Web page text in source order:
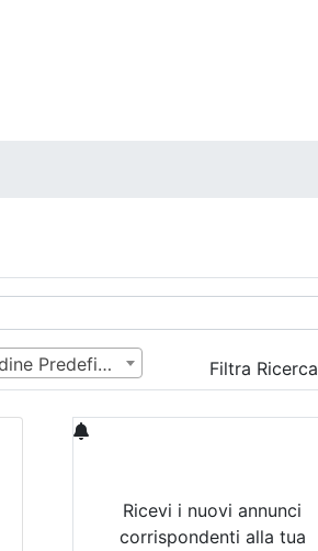
Ordine Predefinito Filtra Ricerca
Ricevi i nuovi annunci
corrispondenti alla tua